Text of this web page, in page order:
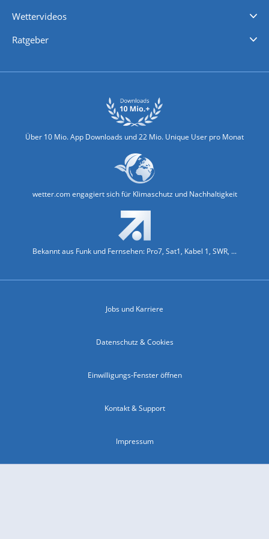
Wettervideos
Ratgeber
Über 10 Mio. App Downloads und 22 Mio. Unique User pro Monat
wetter.com engagiert sich für Klimaschutz und Nachhaltigkeit
Bekannt aus Funk und Fernsehen: Pro7, Sat1, Kabel 1, SWR, ...
Jobs und Karriere
Datenschutz & Cookies
Einwilligungs-Fenster öffnen
Kontakt & Support
Impressum